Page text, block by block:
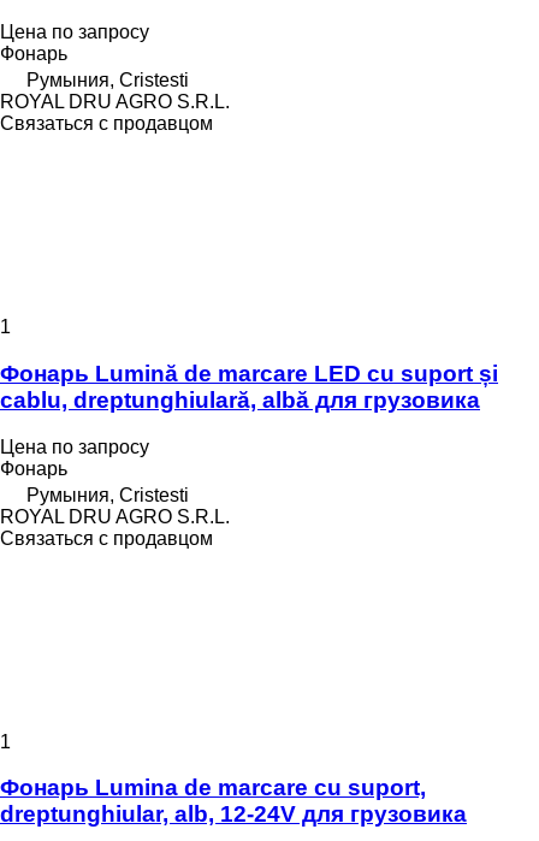
Цена по запросу
Фонарь
Румыния, Cristesti
ROYAL DRU AGRO S.R.L.
Связаться с продавцом
1
Фонарь Lumină de marcare LED cu suport și
cablu, dreptunghiulară, albă для грузовика
Цена по запросу
Фонарь
Румыния, Cristesti
ROYAL DRU AGRO S.R.L.
Связаться с продавцом
1
Фонарь Lumina de marcare cu suport,
dreptunghiular, alb, 12-24V для грузовика